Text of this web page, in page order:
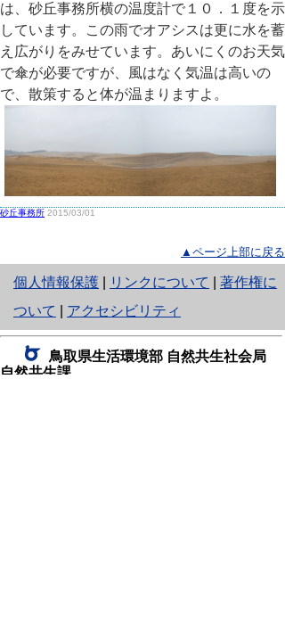
は、砂丘事務所横の温度計で１０．１度を示
しています。この雨でオアシスは更に水を蓄
え広がりをみせています。あいにくのお天気
で傘が必要ですが、風はなく気温は高いの
で、散策すると体が温まりますよ。
砂丘事務所 2015/03/01
▲ページ上部に戻る
個人情報保護
と
り
ネ
ッ
リンクについて
著作権に
ついて
アクセシビリティ
鳥取県生活環境部 自然共生社会局
自然共生課